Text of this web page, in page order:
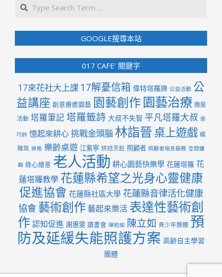
GOOGLE搜尋本站
017 CAFE’ 關鍵字
17來花社大上課 17解憂信箱 偉特塔羅牌 公益活動 公
益講座 創意療癒園藝 園藝創作 園藝治療 團屋
活動 塔羅筆記 塔羅籤詩 大叔不失智 平凡塔羅大叔 張
巧鈴 憶起來耕心挑戰金頭腦 林詣晉桌上遊戲 楊
雅筑 榮格 樂齡桌遊 江紫寧 烘焙烹飪 照顧者 照顧者喘息服務 空間邏
輯 綠心繪意 老人活動 耕心園藝快樂學 花蓮塔羅 花
蓮塔羅教學 花蓮縣希望之光身心靈健康
促進協會 花蓮縣社區大學 花蓮縣音律活化健康
協會 藝術創作藝起來樂活 表達性藝術創
作 認知促進 謝惠雯 讀書會 陳柏瑜 陳立如 青少年團體 預
防及延緩失能照護方案 高齡自主學習
團體